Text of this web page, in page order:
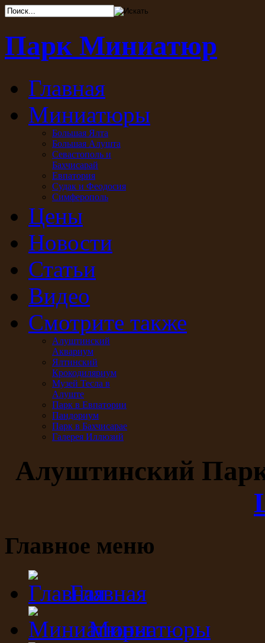
Парк Миниатюр
Главная
Миниатюры
Большая Ялта
Большая Алушта
Севастополь и
Бахчисарай
Евпатория
Судак и Феодосия
Симферополь
Цены
Новости
Статьи
Видео
Смотрите также
Алуштинский
Аквариум
Ялтинский
Крокодиляриум
Музей Тесла в
Алуште
Парк в Евпатории
Пандориум
Парк в Бахчисарае
Галерея Иллюзий
Алуштинский
Главное меню
Главная
Миниатюры